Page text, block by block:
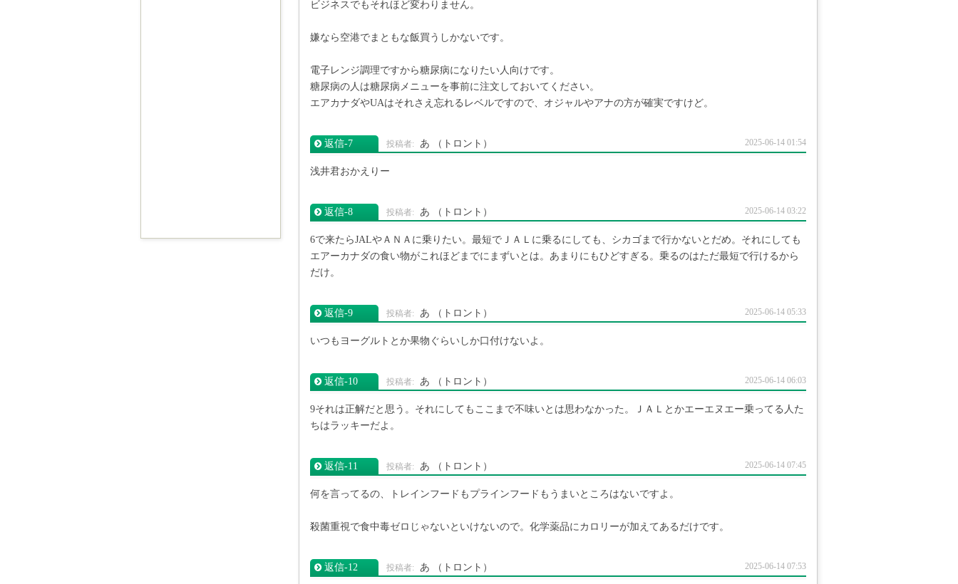
ビジネスでもそれほど変わりません。
嫌なら空港でまともな飯買うしかないです。
電子レンジ調理ですから糖尿病になりたい人向けです。
糖尿病の人は糖尿病メニューを事前に注文しておいてください。
エアカナダやUAはそれさえ忘れるレベルですので、オジャルやアナの方が確実ですけど。
返信‐7 あ （トロント） 2025-06-14 01:54
浅井君おかえりー
返信‐8 あ （トロント） 2025-06-14 03:22
6で来たらJALやＡＮＡに乗りたい。最短でＪＡＬに乗るにしても、シカゴまで行かないとだめ。それにしても
エアーカナダの食い物がこれほどまでにまずいとは。あまりにもひどすぎる。乗るのはただ最短で行けるから
だけ。
返信‐9 あ （トロント） 2025-06-14 05:33
いつもヨーグルトとか果物ぐらいしか口付けないよ。
返信‐10 あ （トロント） 2025-06-14 06:03
9それは正解だと思う。それにしてもここまで不味いとは思わなかった。ＪＡＬとかエーエヌエー乗ってる人た
ちはラッキーだよ。
返信‐11 あ （トロント） 2025-06-14 07:45
何を言ってるの、トレインフードもプラインフードもうまいところはないですよ。
殺菌重視で食中毒ゼロじゃないといけないので。化学薬品にカロリーが加えてあるだけです。
返信‐12 あ （トロント） 2025-06-14 07:53